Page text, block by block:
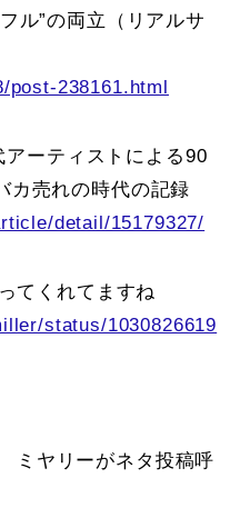
ル”の両立（リアルサ
238161.html
ーティストによる90
カ売れの時代の記録
detail/15179327/
てくれてますね
status/1030826619
ミヤリーがネタ投稿呼